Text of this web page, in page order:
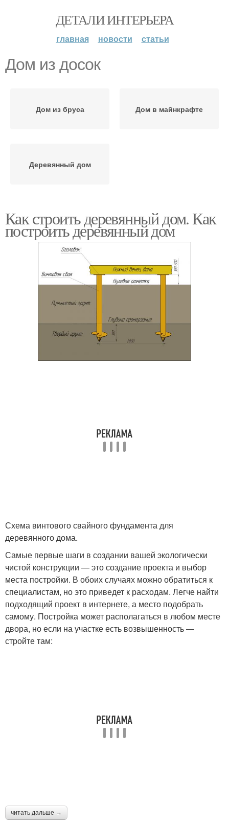
ДЕТАЛИ ИНТЕРЬЕРА
главная новости статьи
Дом из досок
Дом из бруса Дом в майнкрафте
Деревянный дом
Как строить деревянный дом. Как
построить деревянный дом
Схема винтового свайного фундамента для
деревянного дома.
Самые первые шаги в создании вашей экологически
чистой конструкции — это создание проекта и выбор
места постройки. В обоих случаях можно обратиться к
специалистам, но это приведет к расходам. Легче найти
подходящий проект в интернете, а место подобрать
самому. Постройка может располагаться в любом месте
двора, но если на участке есть возвышенность —
стройте там:
читать дальше →